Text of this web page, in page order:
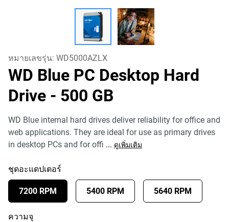
หมายเลขรุ่น: WD5000AZLX
WD Blue PC Desktop Hard
Drive - 500 GB
WD Blue internal hard drives deliver reliability for office and
web applications. They are ideal for use as primary drives
in desktop PCs and for offi ... ดูเพิ่มเติม
ชุดอะแดปเตอร์
7200 RPM 5400 RPM 5640 RPM
ความจุ